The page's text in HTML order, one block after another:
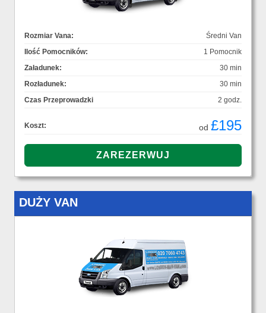
Rozmiar Vana:
Średni Van
Ilość Pomocników:
1 Pomocnik
Załadunek:
30 min
Rozładunek:
30 min
Czas Przeprowadzki
2 godz.
Koszt: od £195
DUŻY VAN